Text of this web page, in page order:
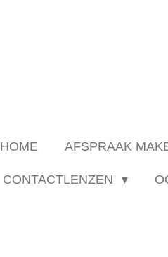
HOME AFSPRAAK
CONTACTLENZEN